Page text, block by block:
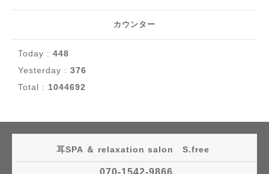
カウンター
Today : 448
Yesterday : 376
Total : 1044692
耳SPA ＆ relaxation salon S.free
070-1542-9866